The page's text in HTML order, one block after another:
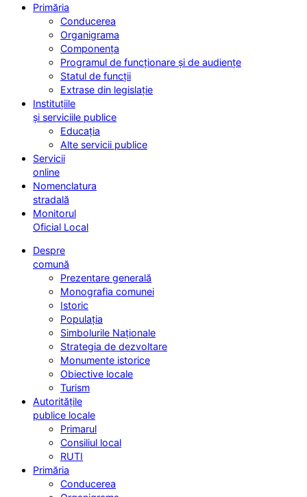
Primăria
Conducerea
Organigrama
Componența
Programul de funcționare și de audiențe
Statul de funcții
Extrase din legislație
Instituțiile
și serviciile publice
Educația
Alte servicii publice
Servicii
online
Nomenclatura
stradală
Monitorul
Oficial Local
Despre
comună
Prezentare generală
Monografia comunei
Istoric
Populația
Simbolurile Naționale
Strategia de dezvoltare
Monumente istorice
Obiective locale
Turism
Autoritățile
publice locale
Primarul
Consiliul local
RUTI
Primăria
Conducerea